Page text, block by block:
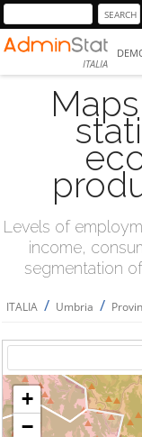
ITALIA
Levels of
income,
segmentation
ITALIA / Umbria /